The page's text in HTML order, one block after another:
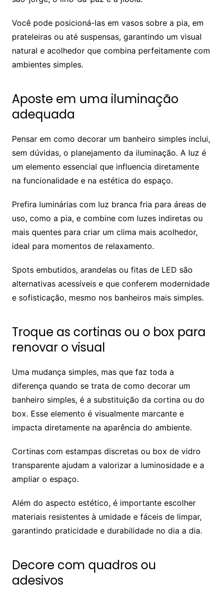
Você pode posicioná-las em vasos sobre a pia, em
prateleiras ou até suspensas, garantindo um visual
natural e acolhedor que combina perfeitamente com
ambientes simples.
Aposte em uma iluminação
adequada
Pensar em como decorar um banheiro simples inclui,
sem dúvidas, o planejamento da iluminação. A luz é
um elemento essencial que influencia diretamente
na funcionalidade e na estética do espaço.
Prefira luminárias com luz branca fria para áreas de
uso, como a pia, e combine com luzes indiretas ou
mais quentes para criar um clima mais acolhedor,
ideal para momentos de relaxamento.
Spots embutidos, arandelas ou fitas de LED são
alternativas acessíveis e que conferem modernidade
e sofisticação, mesmo nos banheiros mais simples.
Troque as cortinas ou o box para
renovar o visual
Uma mudança simples, mas que faz toda a
diferença quando se trata de como decorar um
banheiro simples, é a substituição da cortina ou do
box. Esse elemento é visualmente marcante e
impacta diretamente na aparência do ambiente.
Cortinas com estampas discretas ou box de vidro
transparente ajudam a valorizar a luminosidade e a
ampliar o espaço.
Além do aspecto estético, é importante escolher
materiais resistentes à umidade e fáceis de limpar,
garantindo praticidade e durabilidade no dia a dia.
Decore com quadros ou
adesivos